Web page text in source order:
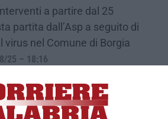
a partire dal 25
partita dall’Asp a seguito di
virus nel Comune di Borgia
25 – 18:16